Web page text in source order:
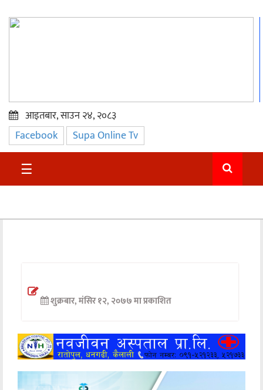
प्रमुख
समाचार
सुदुर
अन्तर्वार्ता
खेलकुद
मनोरञ्जन
अन्य
आइतबार, साउन २४, २०८३
Facebook Supa Online Tv
☰
शुक्रबार, मंसिर १२, २०७७ मा प्रकाशित